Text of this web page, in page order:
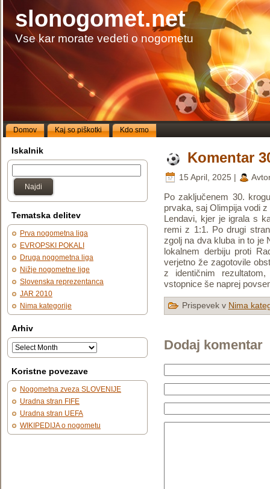
slonogomet.net
Vse kar morate vedeti o nogometu
Domov Kaj so piškotki Kdo smo
Iskalnik
Najdi
Tematska delitev
Prva nogometna liga
EVROPSKI POKALI
Druga nogometna liga
Nižje nogometne lige
Slovenska reprezentanca
JAR 2010
Nima kategorije
Arhiv
Koristne povezave
Nogometna zveza SLOVENIJE
Uradna stran FIFE
Uradna stran UEFA
WIKIPEDIJA o nogometu
Komentar
15 April, 2025 |
Po zaključenem 30.
prvaka, saj Olimpija vodi
Lendavi, kjer je igrala s
remi z 1:1. Po drugi
zgolj na dva kluba in to je
lokalnem derbiju proti
verjetno že zagotovile
z identičnim
vstopnice še naprej
Prispevek v Nima
Dodaj komentar